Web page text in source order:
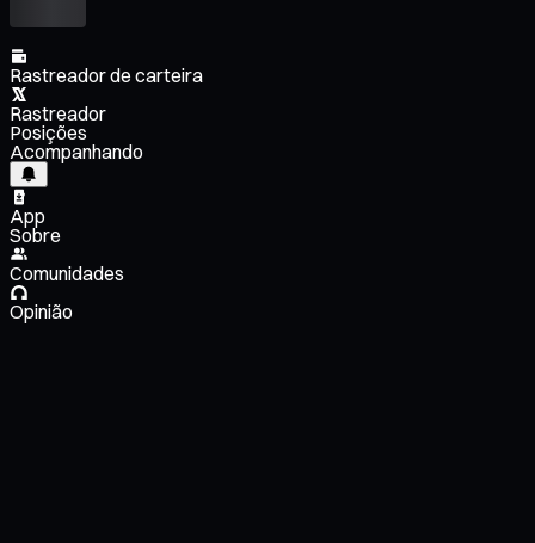
Rastreador de carteira
Rastreador
Posições
Acompanhando
App
Sobre
Comunidades
Opinião